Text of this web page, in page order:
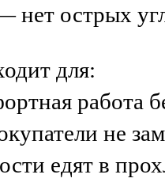
нет острых
для:
работа
не
едят в